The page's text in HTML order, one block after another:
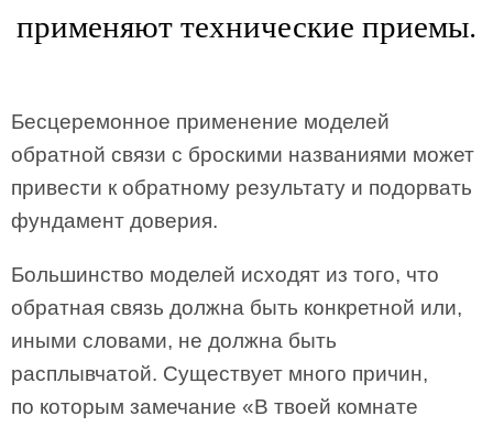
применяют технические приемы.
Бесцеремонное применение моделей
обратной связи с броскими названиями может
привести к обратному результату и подорвать
фундамент доверия.
Большинство моделей исходят из того, что
обратная связь должна быть конкретной или,
иными словами, не должна быть
расплывчатой. Существует много причин,
по которым замечание «В твоей комнате